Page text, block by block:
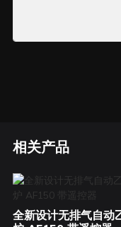
相关产品
全新设计无排气自动